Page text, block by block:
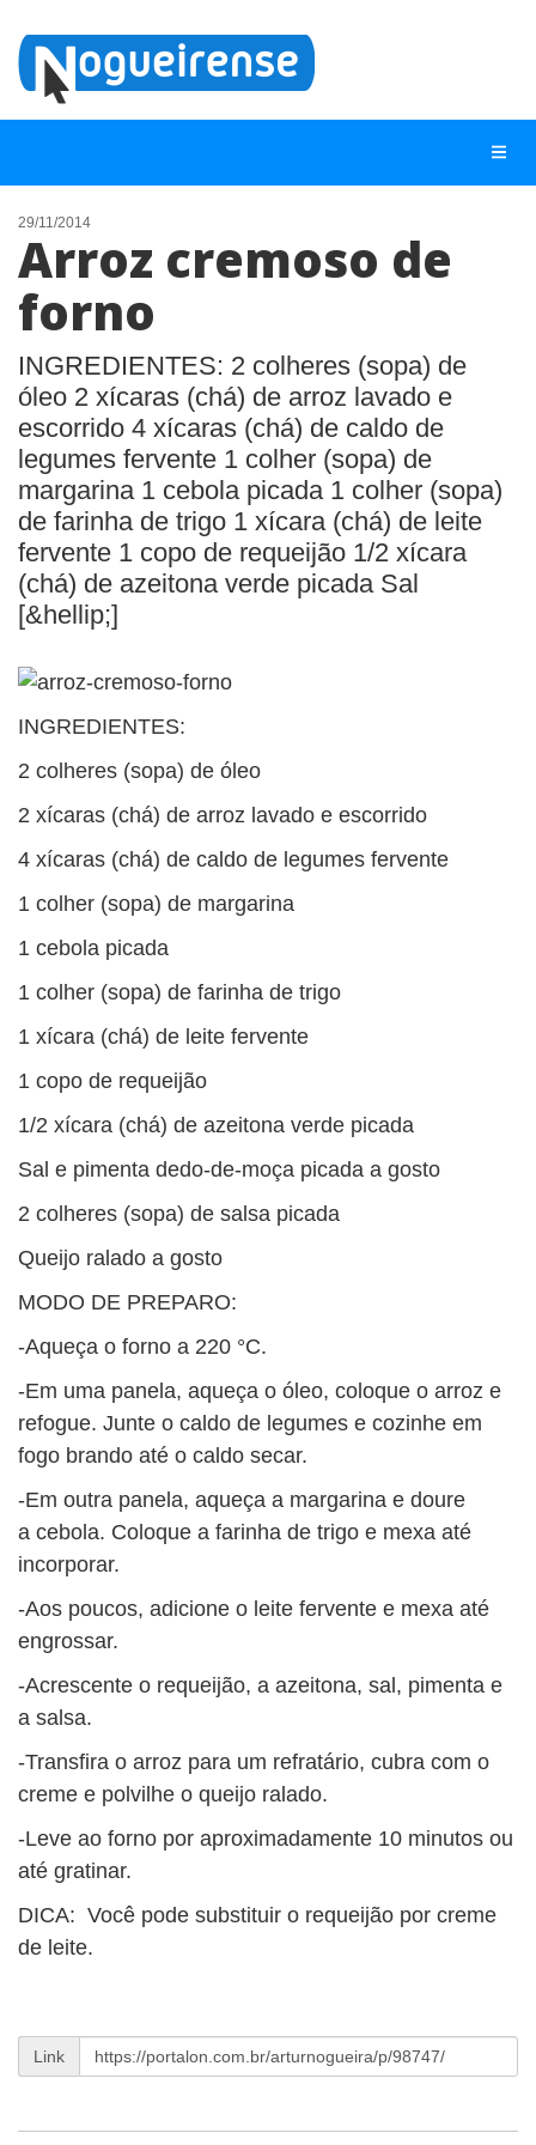
NOTÍCIAS
LISTA DIGITAL
QUEM SOMOS
CONTATO
ANUNCIE
BUSCAR
29/11/2014
Arroz cremoso de
forno
INGREDIENTES: 2 colheres (sopa) de
óleo 2 xícaras (chá) de arroz lavado e
escorrido 4 xícaras (chá) de caldo de
legumes fervente 1 colher (sopa) de
margarina 1 cebola picada 1 colher (sopa)
de farinha de trigo 1 xícara (chá) de leite
fervente 1 copo de requeijão 1/2 xícara
(chá) de azeitona verde picada Sal
[&hellip;]
INGREDIENTES:
2 colheres (sopa) de óleo
2 xícaras (chá) de arroz lavado e escorrido
4 xícaras (chá) de caldo de legumes fervente
1 colher (sopa) de margarina
1 cebola picada
1 colher (sopa) de farinha de trigo
1 xícara (chá) de leite fervente
1 copo de requeijão
1/2 xícara (chá) de azeitona verde picada
Sal e pimenta dedo-de-moça picada a gosto
2 colheres (sopa) de salsa picada
Queijo ralado a gosto
MODO DE PREPARO:
-Aqueça o forno a 220 °C.
-Em uma panela, aqueça o óleo, coloque o arroz e
refogue. Junte o caldo de legumes e cozinhe em
fogo brando até o caldo secar.
-Em outra panela, aqueça a margarina e doure
a cebola. Coloque a farinha de trigo e mexa até
incorporar.
-Aos poucos, adicione o leite fervente e mexa até
engrossar.
-Acrescente o requeijão, a azeitona, sal, pimenta e
a salsa.
-Transfira o arroz para um refratário, cubra com o
creme e polvilhe o queijo ralado.
-Leve ao forno por aproximadamente 10 minutos ou
até gratinar.
DICA: Você pode substituir o requeijão por creme
de leite.
Link